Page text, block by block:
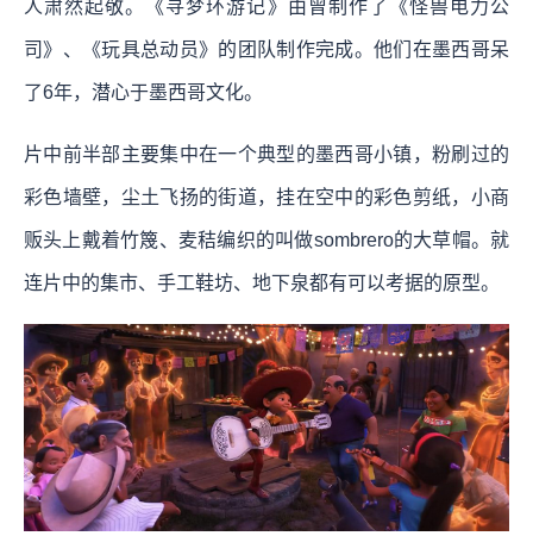
人肃然起敬。《寻梦环游记》由曾制作了《怪兽电力公
司》、《玩具总动员》的团队制作完成。他们在墨西哥呆
了6年，潜心于墨西哥文化。
片中前半部主要集中在一个典型的墨西哥小镇，粉刷过的
彩色墙壁，尘土飞扬的街道，挂在空中的彩色剪纸，小商
贩头上戴着竹篾、麦秸编织的叫做sombrero的大草帽。就
连片中的集市、手工鞋坊、地下泉都有可以考据的原型。